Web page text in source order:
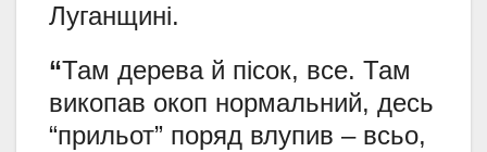
Луганщині.
“Там дерева й пісок, все. Там
викопав окоп нормальний, десь
“прильот” поряд влупив – всьо,